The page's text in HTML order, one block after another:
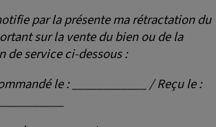
par la présente ma rétractation du
sur la vente du bien ou de la
de service ci-dessous :
le : ____________ / Reçu le :